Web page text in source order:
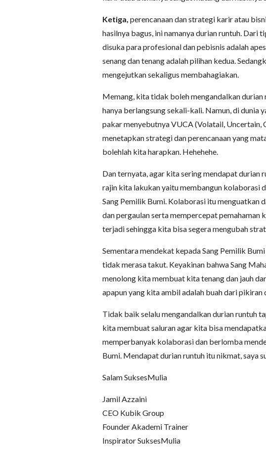
Ketiga, perencanaan dan strategi karir atau
hasilnya bagus, ini namanya durian runtuh. Dari
disuka para profesional dan pebisnis adalah
senang dan tenang adalah pilihan kedua.
mengejutkan sekaligus membahagiakan.
Memang, kita tidak boleh mengandalkan durian
hanya berlangsung sekali-kali. Namun, di dunia
pakar menyebutnya VUCA (Volatail, Uncertain,
menetapkan strategi dan perencanaan yang
bolehlah kita harapkan. Hehehehe.
Dan ternyata, agar kita sering mendapat durian
rajin kita lakukan yaitu membangun kolaborasi
Sang Pemilik Bumi. Kolaborasi itu menguatkan
dan pergaulan serta mempercepat pemahaman
terjadi sehingga kita bisa segera mengubah
Sementara mendekat kepada Sang Pemilik
tidak merasa takut. Keyakinan bahwa Sang
menolong kita membuat kita tenang dan jauh
apapun yang kita ambil adalah buah dari pikiran
Tidak baik selalu mengandalkan durian runtuh
kita membuat saluran agar kita bisa
memperbanyak kolaborasi dan berlomba
Bumi. Mendapat durian runtuh itu nikmat, saya
Salam SuksesMulia
Jamil Azzaini
CEO Kubik Group
Founder Akademi Trainer
Inspirator SuksesMulia